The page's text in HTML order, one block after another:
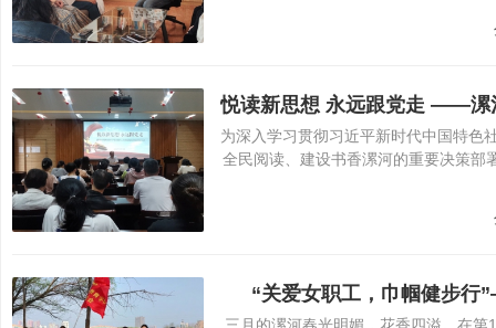
为深入学习贯彻习近平新时代中国特色
全民阅读、建设书香漯河的重要决策部
“关爱女职工，巾帼健步行